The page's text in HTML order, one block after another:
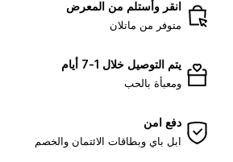
انقر وأستلم من المعرض
متوفر من ماتلان
يتم التوصيل خلال 1-7 أيام
ومعبأة بالحب
دفع امن
ابل باي وبطاقات الائتمان والخصم